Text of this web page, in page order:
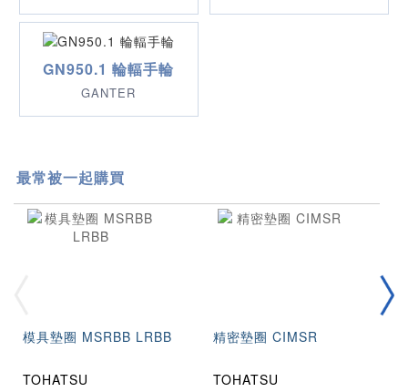
GN950.1 輪輻手輪
GANTER
最常被一起購買
模具墊圈 MSRBB LRBB
TOHATSU
精密墊圈 CIMSR
TOHATSU